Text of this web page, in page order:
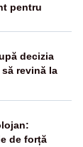
pentru
decizia
să revină la
de forță